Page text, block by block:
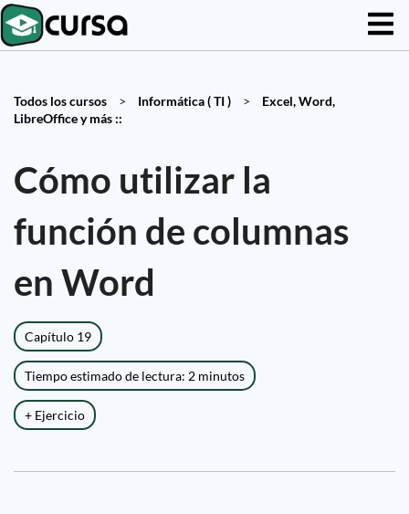
Todos los cursos > Informática ( TI ) >
Excel, Word,
LibreOffice y más ::
Cómo utilizar la
función de columnas
en Word
Capítulo 19
Tiempo estimado de lectura: 2 minutos
+ Ejercicio